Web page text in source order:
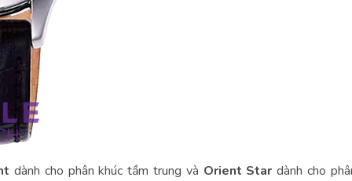
dành cho phân khúc tầm trung và Orient Stardành cho